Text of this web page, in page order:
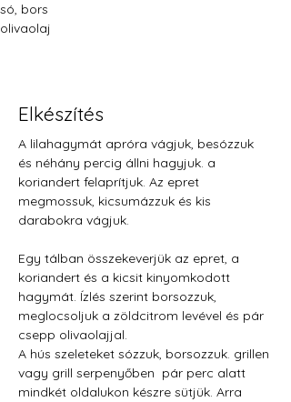
só, bors
olivaolaj
Elkészítés
A lilahagymát apróra vágjuk, besózzuk
és néhány percig állni hagyjuk. a
koriandert felaprítjuk. Az epret
megmossuk, kicsumázzuk és kis
darabokra vágjuk.
Egy tálban összekeverjük az epret, a
koriandert és a kicsit kinyomkodott
hagymát. Ízlés szerint borsozzuk,
meglocsoljuk a zöldcitrom levével és pár
csepp olivaolajjal.
A hús szeleteket sózzuk, borsozzuk. grillen
vagy grill serpenyőben  pár perc alatt
mindkét oldalukon készre sütjük. Arra